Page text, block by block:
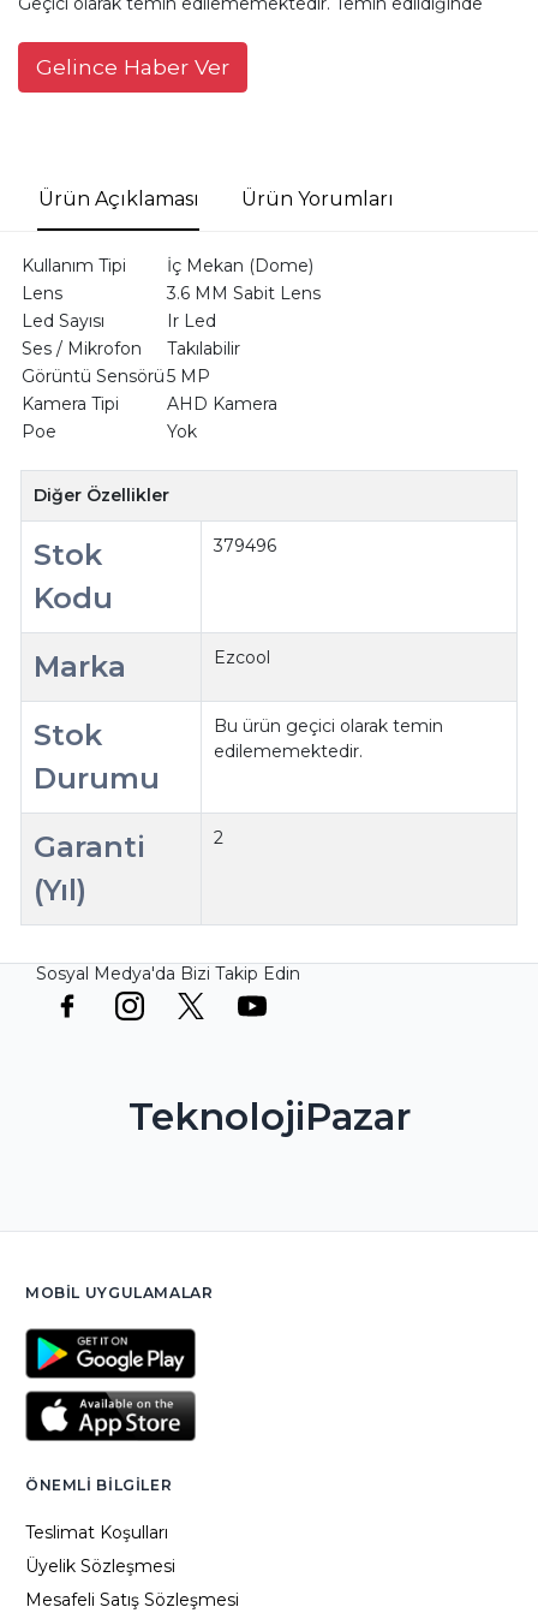
Gelince Haber Ver
Ürün Açıklaması Ürün Yorumları
Kullanım Tipi
İç Mekan (Dome)
Lens
3.6 MM Sabit Lens
Led Sayısı
Ir Led
Ses / Mikrofon
Takılabilir
Görüntü Sensörü5 MP
Kamera Tipi
AHD Kamera
Poe
Yok
Diğer Özellikler
Stok
Kodu
379496
Marka Ezcool
Stok
Durumu
Bu ürün geçici olarak temin
edilememektedir.
Garanti
(Yıl)
2
Sosyal Medya'da Bizi Takip Edin
TeknolojiPazar
MOBIL UYGULAMALAR
ÖNEMLI BILGILER
Teslimat Koşulları
Üyelik Sözleşmesi
Mesafeli Satış Sözleşmesi